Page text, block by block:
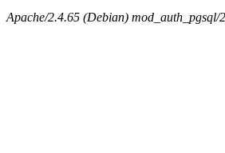
Apache/2.4.65 (Debian)